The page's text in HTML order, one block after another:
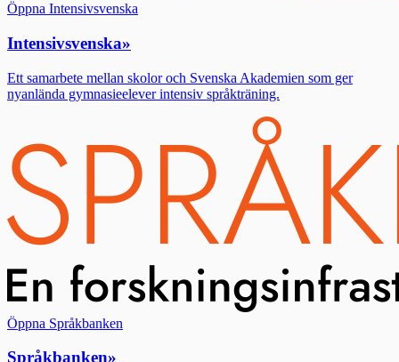
Öppna Intensivsvenska
Intensivsvenska»
Ett samarbete mellan skolor och Svenska Akademien som ger
nyanlända gymnasieelever intensiv språkträning.
Öppna Språkbanken
Språkbanken»